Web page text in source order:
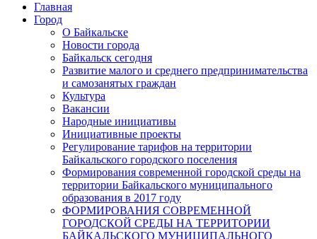
Главная
Город
О Байкальске
Новости города
Байкальск сегодня
Развитие малого и среднего предпринимательства
и самозанятых граждан
Культура
Вакансии
Народные инициативы
Инициативные проекты
Регулирование тарифов на территории
Байкальского городского поселения
Формирования современной городской среды на
территории Байкальского муниципального
образования в 2017 году
ФОРМИРОВАНИЯ СОВРЕМЕННОЙ
ГОРОДСКОЙ СРЕДЫ НА ТЕРРИТОРИИ
БАЙКАЛЬСКОГО МУНИЦИПАЛЬНОГО